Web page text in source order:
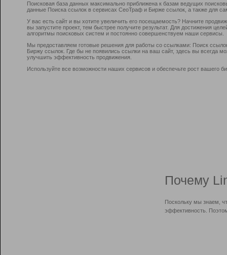
Поисковая база данных максимально приближена к базам ведущих
данные Поиска ссылок в сервисах СеоТраф и Бирже ссылок, а также для
У вас есть сайт и вы хотите увеличить его посещаемость? Начните
вы запустите проект, тем быстрее получите результат. Для достижения
алгоритмы поисковых систем и постоянно совершенствуем наши сервисы.
Мы предоставляем готовые решения для работы со ссылками: Поиск
Биржу ссылок. Где бы не появились ссылки на ваш сайт, здесь вы всегда
улучшить эффективность продвижения.
Используйте все возможности наших сервисов и обеспечьте рост вашего
Почему
Поскольку мы знаем,
эффективность.